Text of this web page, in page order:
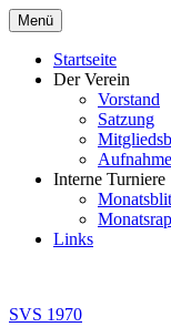
Zum
Inhalt
springen
Menü
Startseite
Der Verein
Vorstand
Satzung
Interne Turniere
Links
SVS 1970